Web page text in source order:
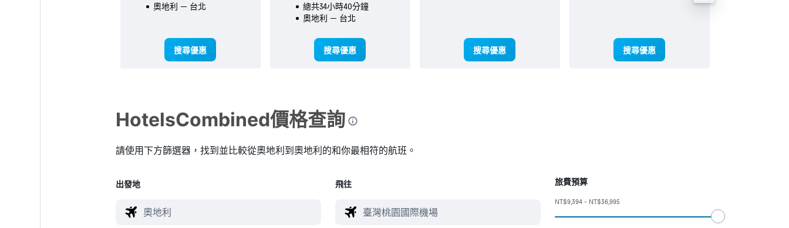
奧地利 － 台北
搜尋優惠
總共34小時40分鐘
奧地利 － 台北
搜尋優惠 搜尋優惠 搜尋優惠
HotelsCombined價格查詢
請使用下方篩選器，找到並比較從奧地利到奧地利的和你最相符的航班。
​出發地 飛往 旅費預算
NT$9,394 - NT$36,995